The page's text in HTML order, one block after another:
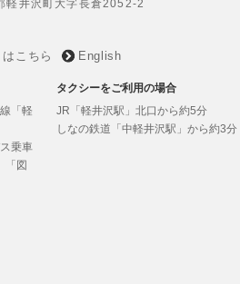
2023.07.27
今年の夏も
8/9(水)-8/10(
す。オーダ
井沢町大字長倉2052-2
こちら English
「軽
乗車
「図
タクシーをご利用の場合
JR「軽井沢駅」北口から約5分
しなの鉄道「中軽井沢駅」から約3分